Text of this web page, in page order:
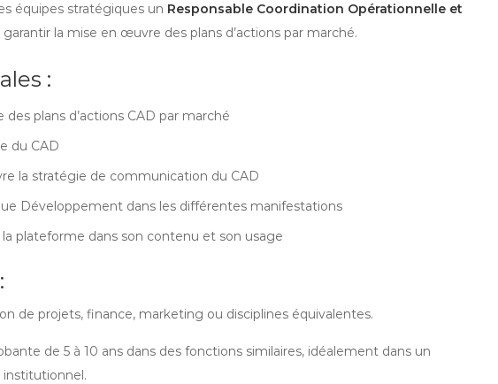
équipes stratégiques un Responsable Coordination Opérationnelle et
garantir la mise en œuvre des plans d’actions par marché.
:
plans d’actions CAD par marché
du CAD
la stratégie de communication du CAD
Développement dans les différentes manifestations
plateforme dans son contenu et son usage
de projets, finance, marketing ou disciplines équivalentes.
de 5 à 10 ans dans des fonctions similaires, idéalement dans un